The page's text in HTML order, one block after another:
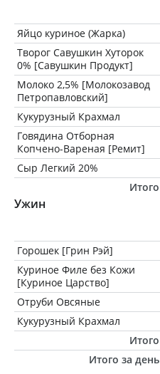
Яйцо куриное (Жарка)
Творог Савушкин Хуторок
0% [Савушкин Продукт]
Молоко 2,5% [Молокозавод
Петропавловский]
Кукурузный Крахмал
Говядина Отборная
Копчено-Вареная [Ремит]
Сыр Легкий 20%
Итого
Ужин
Горошек [Грин Рэй]
Куриное Филе без Кожи
[Куриное Царство]
Отруби Овсяные
Кукурузный Крахмал
Итого
Итого за день